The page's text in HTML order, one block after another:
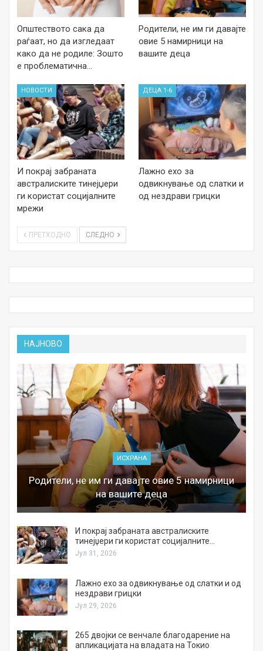
Општеството сака да
раѓаат, но да изгледаат
како да не родиле: Зошто
е проблематична…
Родители, не им ги давајте
овие 5 намирници на
вашите деца
НОВОСТИ
И покрај забраната
австралиските тинејџери
ги користат социјалните
мрежи
ДЕЦА 1-6
Лажно ехо за
одвикнување од слатки и
од нездрави грицки
ПРЕТХОДНО СЛЕДНО
НАЈНОВО
ИСХРАНА
Родители, не им ги давајте овие 5 намирници
на вашите деца
И покрај забраната австралиските
тинејџери ги користат социјалните…
Јул 31, 2026
Лажно ехо за одвикнување од слатки и од
нездрави грицки
Јул 29, 2026
265 двојки се венчале благодарение на
апликацијата на владата на Токио